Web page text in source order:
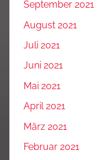
September 2021
August 2021
Juli 2021
Juni 2021
Mai 2021
April 2021
März 2021
Februar 2021